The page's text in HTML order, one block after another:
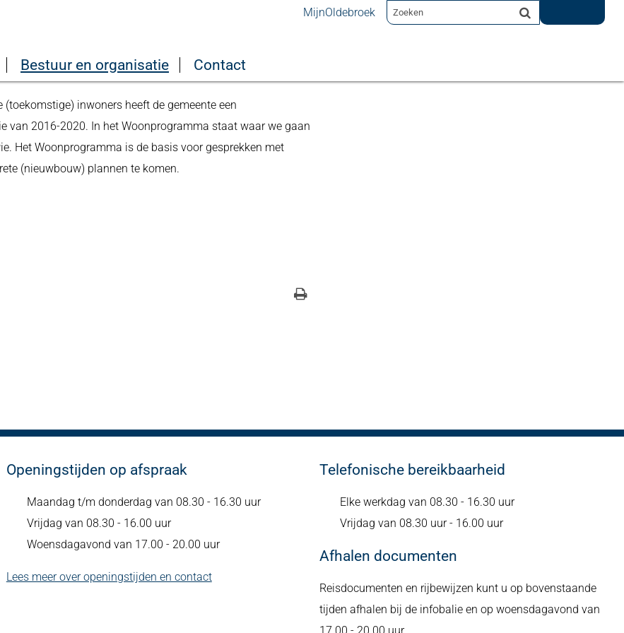
MijnOldebroek
Bestuur en organisatie Contact
Woonprogramma gemeente Oldebroek
inwoners heeft de gemeente een
van 2016-2020. In het Woonprogramma staat waar we gaan
Het Woonprogramma is de basis voor gesprekken met
(nieuwbouw) plannen te komen.
Openingstijden op afspraak
Maandag t/m donderdag van 08.30 - 16.30 uur
Vrijdag van 08.30 - 16.00 uur
Woensdagavond van 17.00 - 20.00 uur
Lees meer over openingstijden en contact
Telefonische bereikbaarheid
Elke werkdag van 08.30 - 16.30 uur
Vrijdag van 08.30 uur - 16.00 uur
Afhalen documenten
Reisdocumenten en rijbewijzen kunt u op bovenstaande
tijden afhalen bij de infobalie en op woensdagavond van